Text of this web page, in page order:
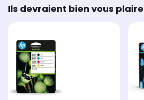
Ils devraient bien vous plaire